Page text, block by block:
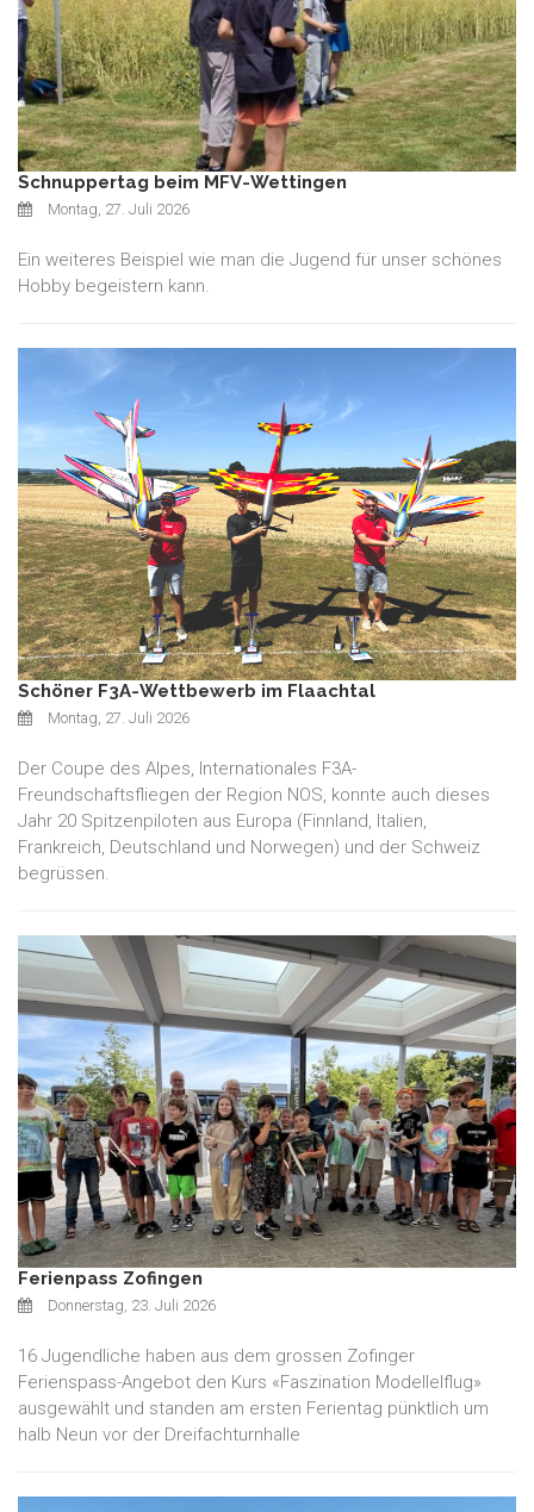
Schnuppertag beim MFV-Wettingen
Montag, 27. Juli 2026
Ein weiteres Beispiel wie man die Jugend für unser schönes
Hobby begeistern kann.
Schöner F3A-Wettbewerb im Flaachtal
Montag, 27. Juli 2026
Der Coupe des Alpes, Internationales F3A-
Freundschaftsfliegen der Region NOS, konnte auch dieses
Jahr 20 Spitzenpiloten aus Europa (Finnland, Italien,
Frankreich, Deutschland und Norwegen) und der Schweiz
begrüssen.
Ferienpass Zofingen
Donnerstag, 23. Juli 2026
16 Jugendliche haben aus dem grossen Zofinger
Ferienspass-Angebot den Kurs «Faszination Modellelflug»
ausgewählt und standen am ersten Ferientag pünktlich um
halb Neun vor der Dreifachturnhalle